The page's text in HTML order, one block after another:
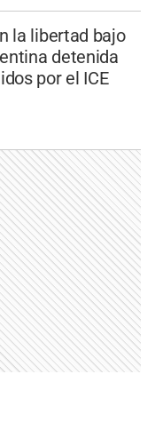
la libertad bajo
detenida
por el ICE